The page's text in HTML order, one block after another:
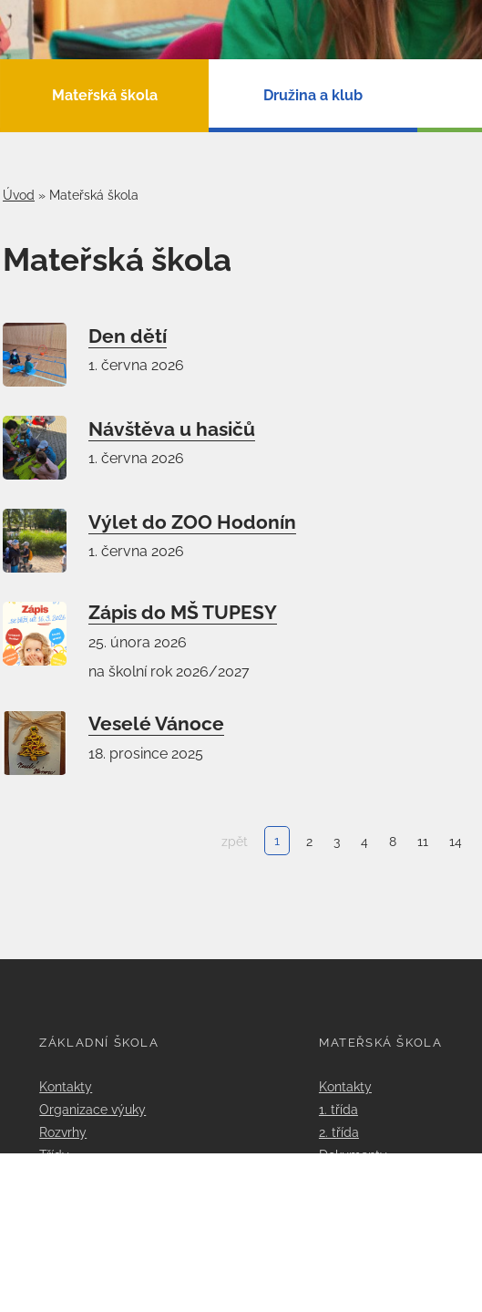
Mateřská škola Družina a klub
Úvod » Mateřská škola
Mateřská škola
Den dětí
1. června 2026
Návštěva u hasičů
1. června 2026
Výlet do ZOO Hodonín
1. června 2026
Zápis do MŠ TUPESY
25. února 2026
na školní rok 2026/2027
Veselé Vánoce
18. prosince 2025
zpět 1 2 3 4 8 11 14
ZÁKLADNÍ ŠKOLA
Kontakty
Organizace výuky
Rozvrhy
Třídy
MATEŘSKÁ ŠKOLA
Kontakty
1. třída
2. třída
Dokumenty